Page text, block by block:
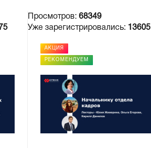
Просмотров:68349
Уже зарегистрировались:
13605
АКЦИЯ
РЕКОМЕНДУЕМ